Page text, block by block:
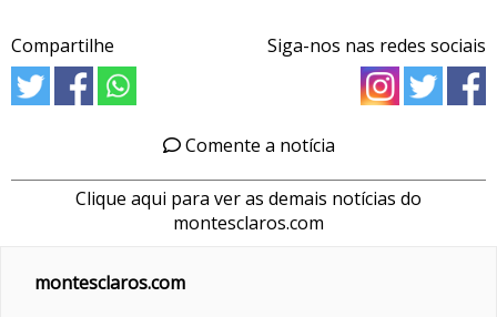
Compartilhe Siga-nos nas redes sociais
Comente a notícia
Clique aqui para ver as demais notícias do
montesclaros.com
montesclaros.com